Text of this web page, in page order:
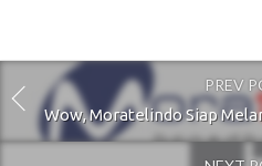
PREV
Wow, Moratelindo Siap